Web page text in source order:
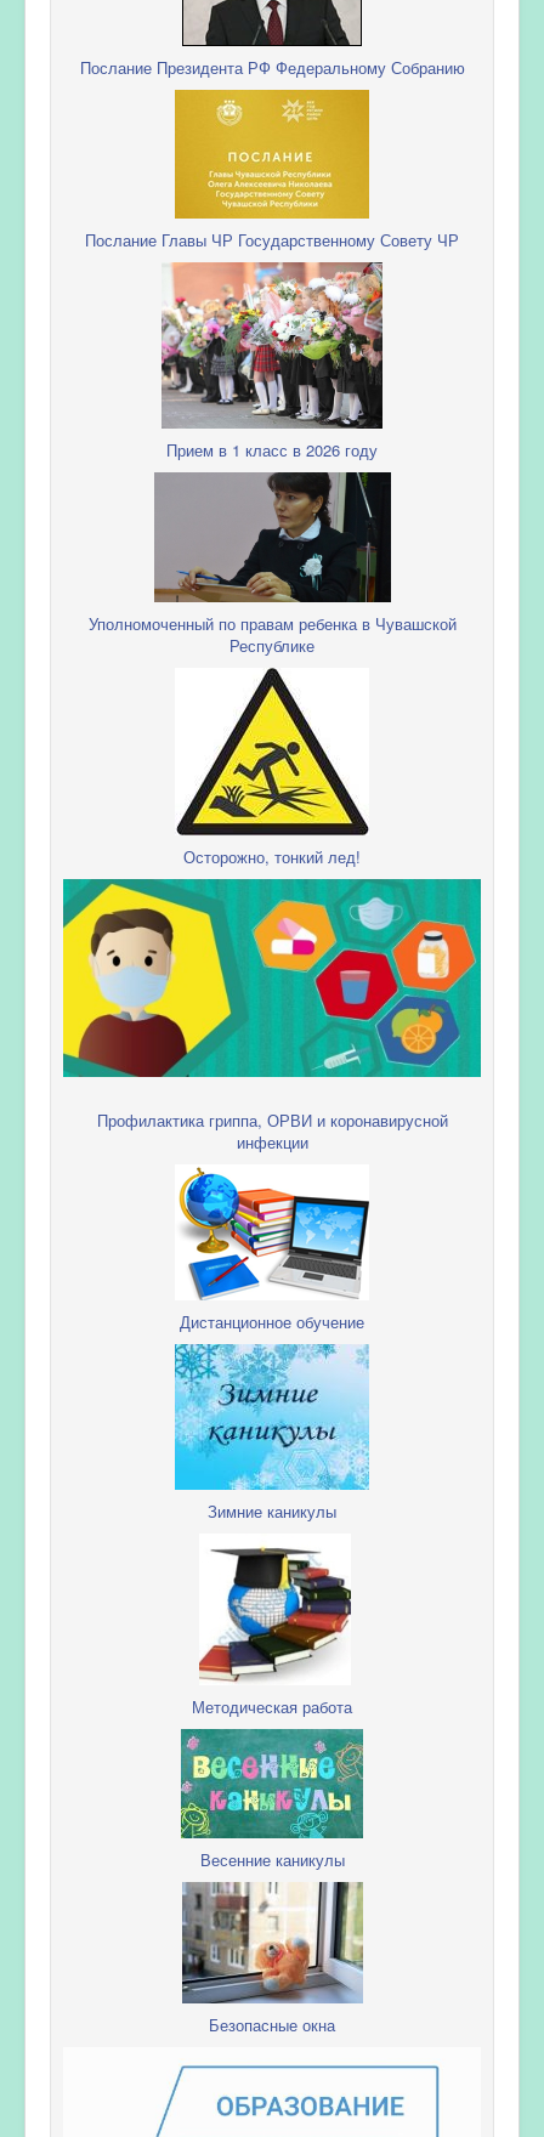
Послание Президента РФ Федеральному Собранию
Послание Главы ЧР Государственному Совету ЧР
Прием в 1 класс в 2026 году
Уполномоченный по правам ребенка в Чувашской
Республике
Осторожно, тонкий лед!
Профилактика гриппа, ОРВИ и коронавирусной
инфекции
Дистанционное обучение
Зимние каникулы
Методическая работа
Весенние каникулы
Безопасные окна